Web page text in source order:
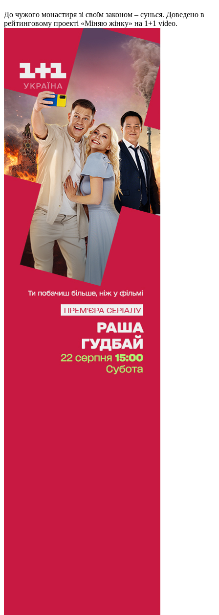
До чужого монастиря зі своїм законом – сунься. Доведено в
рейтинговому проекті «Міняю жінку» на 1+1 video.